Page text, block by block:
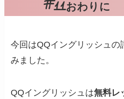
おわりに
今回はQQイングリッシュの
みました。
QQイングリッシュは無料レ